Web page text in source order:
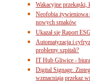
Wakacyjne przekąski,
Neofobia żywieniowa
nowych smaków
Ukazał się Raport
Automatyzacja i
problemy szpitali?
IT Hub Gliwice -
Digital Signage.
wzmacniają przekaz